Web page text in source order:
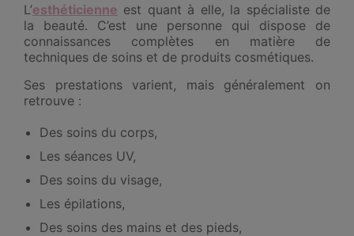
L’esthéticienne est quant à elle, la spécialiste de
la beauté. C’est une personne qui dispose de
connaissances complètes en matière de
techniques de soins et de produits cosmétiques.
Ses prestations varient, mais généralement on
retrouve :
Des soins du corps,
Les séances UV,
Des soins du visage,
Les épilations,
Des soins des mains et des pieds,